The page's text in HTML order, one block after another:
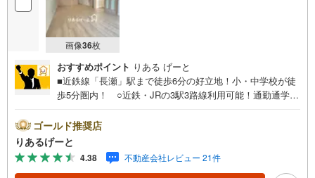
画像36枚
おすすめポイント りある げーと
■近鉄線「長瀬」駅まで徒歩6分の好立地！小・中学校が徒
歩5分圏内！ ○近鉄・JRの3駅3路線利用可能！通勤通学も
圏内に揃っていてお買物ラクラク■物件検討中のお客さま！
ちょっと見学してみたいだけなどでも内覧可能です！売主
さまの都合等で見学ができない場合がございます。お気軽
に「りあるげーと」までお問合わせ下さい！■「りあるげー
ゴールド推奨店
りあるげーと
4.38 不動産会社レビュー 21件